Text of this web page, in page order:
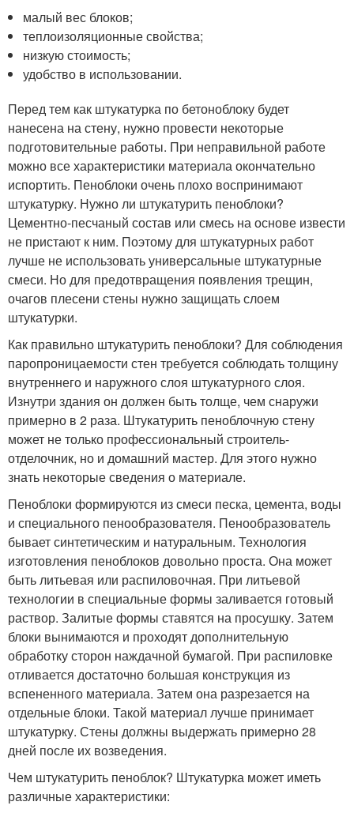
малый вес блоков;
теплоизоляционные свойства;
низкую стоимость;
удобство в использовании.
Перед тем как штукатурка по бетоноблоку будет
нанесена на стену, нужно провести некоторые
подготовительные работы. При неправильной работе
можно все характеристики материала окончательно
испортить. Пеноблоки очень плохо воспринимают
штукатурку. Нужно ли штукатурить пеноблоки?
Цементно-песчаный состав или смесь на основе извести
не пристают к ним. Поэтому для штукатурных работ
лучше не использовать универсальные штукатурные
смеси. Но для предотвращения появления трещин,
очагов плесени стены нужно защищать слоем
штукатурки.
Как правильно штукатурить пеноблоки? Для соблюдения
паропроницаемости стен требуется соблюдать толщину
внутреннего и наружного слоя штукатурного слоя.
Изнутри здания он должен быть толще, чем снаружи
примерно в 2 раза. Штукатурить пеноблочную стену
может не только профессиональный строитель-
отделочник, но и домашний мастер. Для этого нужно
знать некоторые сведения о материале.
Пеноблоки формируются из смеси песка, цемента, воды
и специального пенообразователя. Пенообразователь
бывает синтетическим и натуральным. Технология
изготовления пеноблоков довольно проста. Она может
быть литьевая или распиловочная. При литьевой
технологии в специальные формы заливается готовый
раствор. Залитые формы ставятся на просушку. Затем
блоки вынимаются и проходят дополнительную
обработку сторон наждачной бумагой. При распиловке
отливается достаточно большая конструкция из
вспененного материала. Затем она разрезается на
отдельные блоки. Такой материал лучше принимает
штукатурку. Стены должны выдержать примерно 28
дней после их возведения.
Чем штукатурить пеноблок? Штукатурка может иметь
различные характеристики: